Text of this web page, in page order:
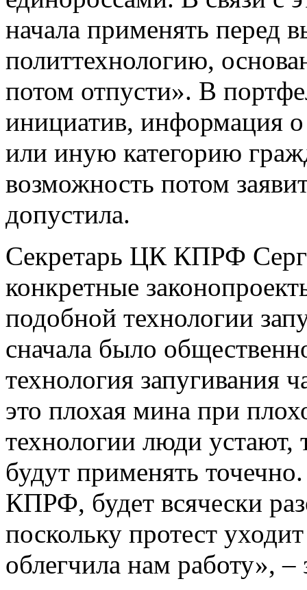
начала применять перед
политтехнологию,
потом отпусти». В
инициатив, информация
или иную категорию
возможность потом
допустила.
Секретарь ЦК КПРФ
конкретные
подобной технологии
сначала было
технология запугивания
это плохая мина при
технологии люди устают,
будут применять
КПРФ, будет всячески
поскольку протест
облегчила нам работу»,